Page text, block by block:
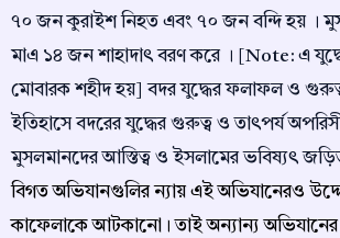
৭০ জন কুরাইশ নিহত এবং ৭০ জন বন্দি হয় ।
মাএ ১৪ জন শাহাদাত্‍ বরণ করে । [Note: এ
মোবারক শহীদ হয়] বদর যুদ্ধের ফলাফল ও
ইতিহাসে বদরের যুদ্ধের গুরুত্ব ও তাত্‍পর্য
মুসলমানদের আস্তিত্ব ও ইসলামের ভবিষ্যত্‍
বিগত অভিযানগুলির ন্যায় এই অভিযানেরও
কাফেলাকে আটকানো। তাই অন্যান্য